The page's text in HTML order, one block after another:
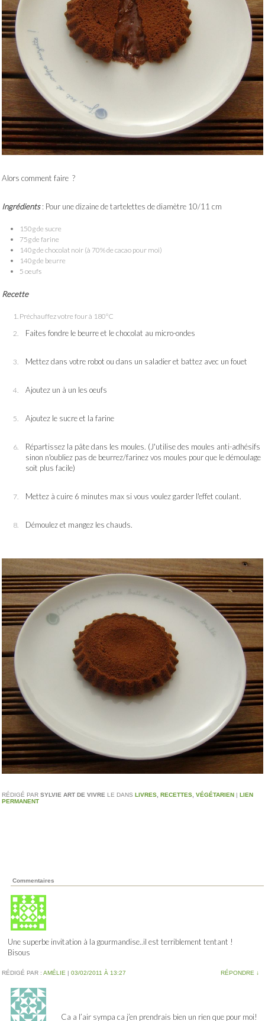
Alors comment faire ?
Ingrédients: Pour une dizaine de tartelettes de diamètre 10/11 cm
150g de sucre
75g de farine
140g de chocolat noir (à 70% de cacao pour moi)
140g de beurre
5 oeufs
Recette
Préchauffez votre four à 180°C
Faites fondre le beurre et le chocolat au micro-ondes
Mettez dans votre robot ou dans un saladier et battez avec un fouet
Ajoutez un à un les oeufs
Ajoutez le sucre et la farine
Répartissez la pâte dans les moules. (J'utilise des moules anti-adhésifs
sinon n'oubliez pas de beurrez/farinez vos moules pour que le démoulage
soit plus facile)
Mettez à cuire 6 minutes max si vous voulez garder l'effet coulant.
Démoulez et mangez les chauds.
RÉDIGÉ PAR SYLVIE ART DE VIVRE LE DANS LIVRES RECETTES VÉGÉTARIEN | LIEN
PERMANENT
Commentaires
Une superbe invitation à la gourmandise..il est terriblement tentant !
Bisous
RÉDIGÉ PAR : AMÉLIE | 03/02/2011 À 13:27 RÉPONDRE ↓
Ca a l’air sympa ca j’en prendrais bien un rien que pour moi!